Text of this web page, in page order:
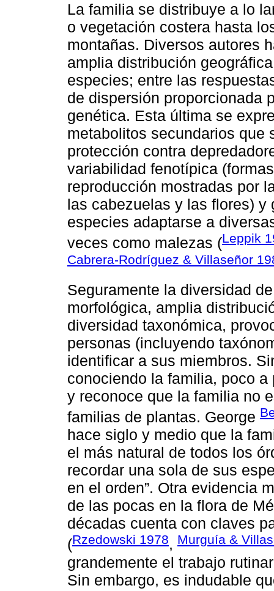
La familia se distribuye a lo
o vegetación costera hasta
montañas. Diversos autores
amplia distribución
especies; entre las
de dispersión proporcionada
genética. Esta última se
metabolitos secundarios que
protección contra
variabilidad fenotípica
reproducción mostradas por
las cabezuelas y las flores)
especies adaptarse a
veces como malezas (Leppik
Cabrera-Rodríguez & Villaseñor
Seguramente la diversidad
morfológica, amplia
diversidad taxonómica,
personas (incluyendo
identificar a sus miembros.
conociendo la familia, poco
y reconoce que la familia no
familias de plantas. George
hace siglo y medio que la
el más natural de todos los
recordar una sola de sus
en el orden”. Otra evidencia
de las pocas en la flora de
décadas cuenta con claves
(Rzedowski 1978, Murguía &
grandemente el trabajo
Sin embargo, es indudable